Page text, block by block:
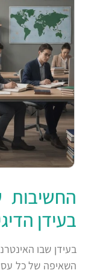
בעידן
בעידן שבו
השאיפה של כל